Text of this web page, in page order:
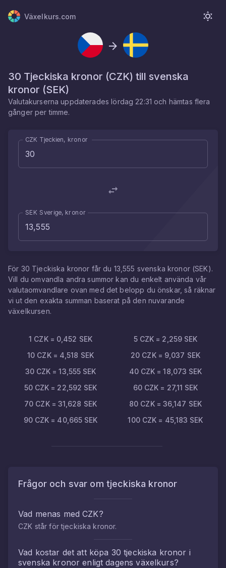
Växelkurs.com
30 Tjeckiska kronor (CZK) till svenska
kronor (SEK)
Valutakurserna uppdateradeslördag 22:31 och hämtas flera
gånger per timme.
CZK Tjeckien, kronor
SEK Sverige, kronor
För 30 Tjeckiska kronor får du 13,555 svenska kronor(SEK).
Vill du omvandla andra summor kan du enkelt använda vår
valutaomvandlare ovan med det belopp du önskar, så räknar
vi ut den exakta summan baserat på den nuvarande
växelkursen.
1 CZK= 0,452 SEK 5 CZK = 2,259 SEK
10 CZK= 4,518 SEK 20 CZK= 9,037 SEK
30 CZK =13,555 SEK 40 CZK =18,073 SEK
50 CZK = 22,592 SEK 60 CZK = 27,11 SEK
70 CZK= 31,628 SEK 80 CZK= 36,147 SEK
90 CZK = 40,665 SEK 100 CZK = 45,183 SEK
Frågor och svar om tjeckiska kronor
Vad menas medCZK?
CZK står förtjeckiska kronor.
Vad kostar det att köpa 30tjeckiska kronor i
svenska kronor enligt dagens växelkurs?